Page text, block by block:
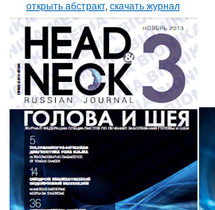
открыть абстракт, скачать журнал